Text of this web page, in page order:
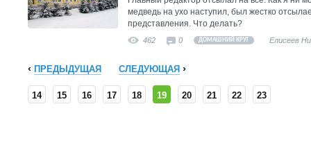
медведь на ухо наступил, был жестко
представления. Что делать?
462 0 ДОМАШНИЙ КРУГ Елисеев
ПРЕДЫДУЩАЯ СЛЕДУЮЩАЯ
14 15 16 17 18 19 20 21 22 23